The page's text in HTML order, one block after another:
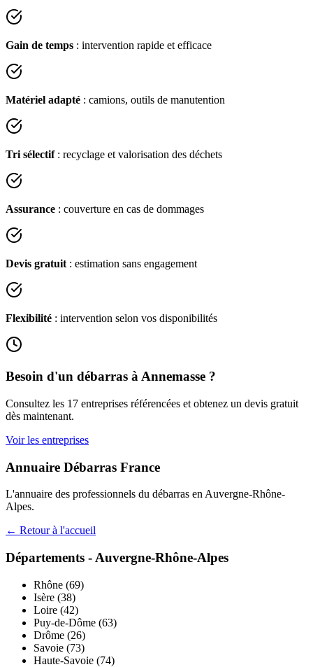
Gain de temps : intervention rapide et efficace
Matériel adapté : camions, outils de manutention
Tri sélectif: recyclage et valorisation des déchets
Assurance : couverture en cas de dommages
Devis gratuit : estimation sans engagement
Flexibilité : intervention selon vos disponibilités
Besoin d'un débarras à Annemasse ?
Consultez les 17 entreprises référencées et obtenez un devis gratuit
dès maintenant.
Voir les entreprises
Annuaire Débarras France
L'annuaire des professionnels du débarras en Auvergne-Rhône-
Alpes.
← Retour à l'accueil
Départements - Auvergne-Rhône-Alpes
Rhône (69)
Isère (38)
Loire (42)
Puy-de-Dôme (63)
Drôme (26)
Savoie (73)
Haute-Savoie (74)